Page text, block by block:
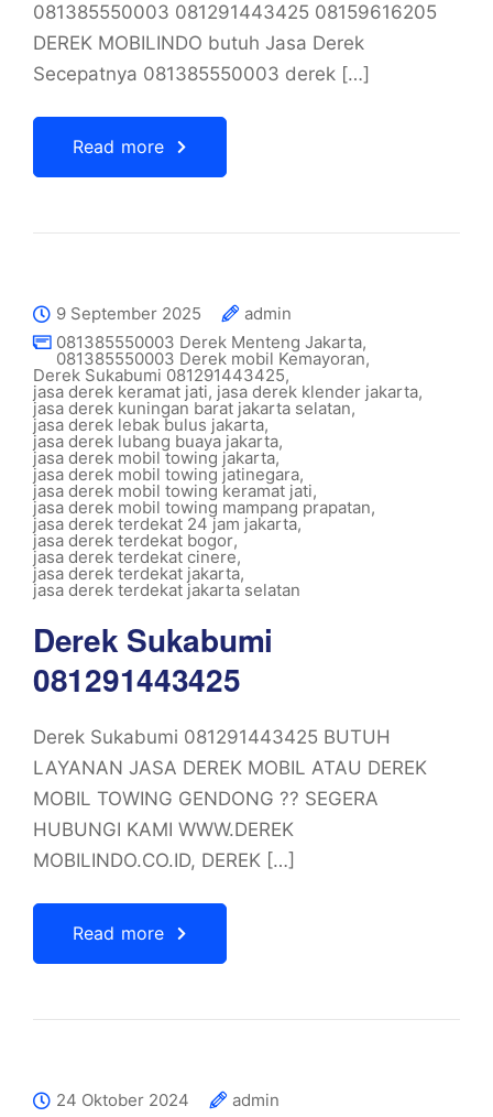
081385550003 081291443425 08159616205
DEREK MOBILINDO butuh Jasa Derek
Secepatnya 081385550003 derek […]
Read more
9 September 2025
admin
081385550003 Derek Menteng Jakarta,
081385550003 Derek mobil Kemayoran,
Derek Sukabumi 081291443425,
jasa derek keramat jati, jasa derek klender jakarta,
jasa derek kuningan barat jakarta selatan,
jasa derek lebak bulus jakarta,
jasa derek lubang buaya jakarta,
jasa derek mobil towing jakarta,
jasa derek mobil towing jatinegara,
jasa derek mobil towing keramat jati,
jasa derek mobil towing mampang prapatan,
jasa derek terdekat 24 jam jakarta,
jasa derek terdekat bogor,
jasa derek terdekat cinere,
jasa derek terdekat jakarta,
jasa derek terdekat jakarta selatan
Derek Sukabumi
081291443425
Derek Sukabumi 081291443425 BUTUH
LAYANAN JASA DEREK MOBIL ATAU DEREK
MOBIL TOWING GENDONG ?? SEGERA
HUBUNGI KAMI WWW.DEREK
MOBILINDO.CO.ID, DEREK […]
Read more
24 Oktober 2024
admin